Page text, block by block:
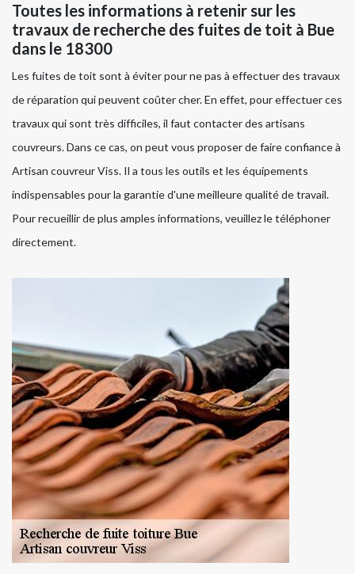
Toutes les informations à retenir sur les
travaux de recherche des fuites de toit à Bue
dans le 18300
Les fuites de toit sont à éviter pour ne pas à effectuer des travaux
de réparation qui peuvent coûter cher. En effet, pour effectuer ces
travaux qui sont très difficiles, il faut contacter des artisans
couvreurs. Dans ce cas, on peut vous proposer de faire confiance à
Artisan couvreur Viss. Il a tous les outils et les équipements
indispensables pour la garantie d'une meilleure qualité de travail.
Pour recueillir de plus amples informations, veuillez le téléphoner
directement.